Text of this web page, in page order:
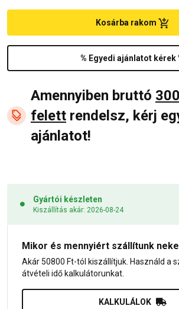
% Egyedi ajánlatot kérek
Kosárba rakom
Amennyiben bruttó
felett rendelsz, kérj
ajánlatot!
Gyártói készleten
Kiszállítás akár: 2026-08-24
Mikor és mennyiért szállítunk
Akár 50800 Ft-tól kiszállítjuk. Használd a
átvételi idő kalkulátorunkat.
KALKULÁLOK